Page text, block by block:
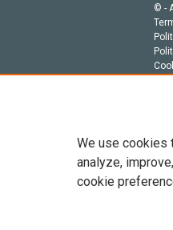
© -
de
We use cookies
analyze,
cookie